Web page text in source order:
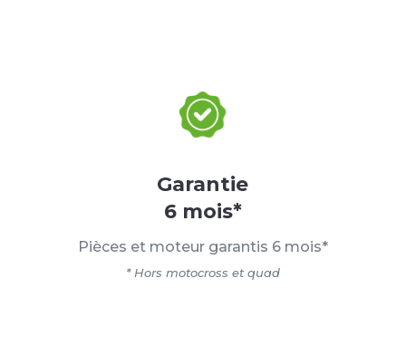
Garantie
6 mois*
Pièces et moteur garantis 6 mois*
* Hors motocross et quad